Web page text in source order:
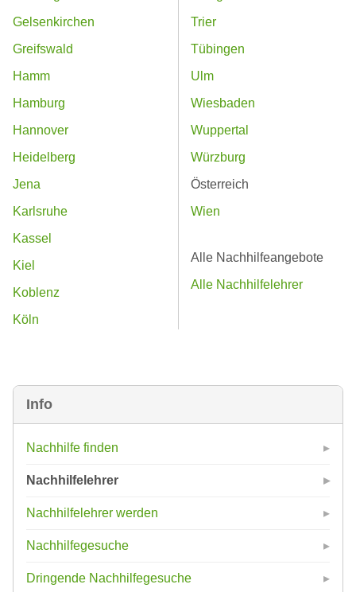
Info
Nachhilfe finden
Nachhilfelehrer
Nachhilfelehrer werden
Nachhilfegesuche
Dringende Nachhilfegesuche
Gelsenkirchen
Greifswald
Hamm
Hamburg
Hannover
Heidelberg
Jena
Karlsruhe
Kassel
Kiel
Koblenz
Köln
Trier
Tübingen
Ulm
Wiesbaden
Wuppertal
Würzburg
Österreich
Wien
Alle Nachhilfeangebote
Alle Nachhilfelehrer